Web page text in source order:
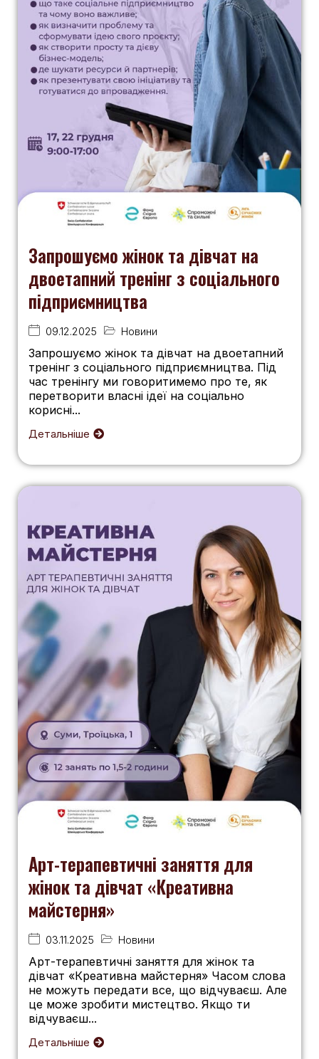
Запрошуємо жінок та дівчат на
двоетапний тренінг з соціального
підприємництва
09.12.2025 Новини
Запрошуємо жінок та дівчат на двоетапний
тренінг з соціального підприємництва. Під
час тренінгу ми говоритимемо про те, як
перетворити власні ідеї на соціально
корисні...
Детальніше
Арт-терапевтичні заняття для
жінок та дівчат «Креативна
майстерня»
03.11.2025 Новини
Арт-терапевтичні заняття для жінок та
дівчат «Креативна майстерня» Часом слова
не можуть передати все, що відчуваєш. Але
це може зробити мистецтво. Якщо ти
відчуваєш...
Детальніше